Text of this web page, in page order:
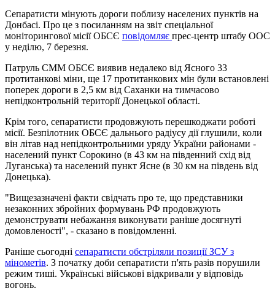
Сепаратисти мінують дороги поблизу населених пунктів на
Донбасі. Про це з посиланням на звіт спеціальної
моніторингової місії ОБСЄ повідомляє прес-центр штабу ООС
у неділю, 7 березня.
Патруль СММ ОБСЄ виявив недалеко від Ясного 33
протитанкові міни, ще 17 протитанкових мін були встановлені
поперек дороги в 2,5 км від Саханки на тимчасово
непідконтрольній території Донецької області.
Крім того, сепаратисти продовжують перешкоджати роботі
місії. Безпілотник ОБСЄ дальнього радіусу дії глушили, коли
він літав над непідконтрольними уряду України районами -
населений пункт Сорокино (в 43 км на південний схід від
Луганська) та населений пункт Ясне (в 30 км на південь від
Донецька).
"Вищезазначені факти свідчать про те, що представники
незаконних збройних формувань РФ продовжують
демонструвати небажання виконувати раніше досягнуті
домовленості", - сказано в повідомленні.
Раніше сьогодні сепаратисти обстріляли позиції ЗСУ з
мінометів. З початку доби сепаратисти п'ять разів порушили
режим тиші. Українські військові відкривали у відповідь
вогонь.